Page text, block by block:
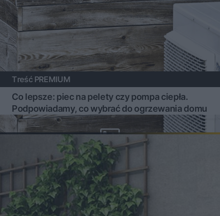
Treść PREMIUM
Co lepsze: piec na pelety czy pompa ciepła.
Podpowiadamy, co wybrać do ogrzewania domu